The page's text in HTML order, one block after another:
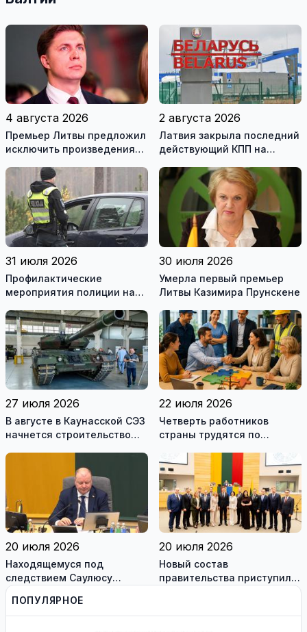
4 августа 2026
Премьер Литвы предложил
исключить произведения
рекомендуемой
литературы
2 августа 2026
Латвия закрыла последний
действующий КПП на
31 июля 2026
Профилактические
мероприятия полиции на
30 июля 2026
Умерла первый премьер
Литвы Казимира Прунскене
27 июля 2026
В августе в Каунасской СЭЗ
начнется строительство
22 июля 2026
Четверть работников
страны трудятся по
это выгодно и
сотрудникам, и
работодателям
20 июля 2026
Находящемуся под
следствием Саулюсу
Сквернялису временно
разрешили выехать за
границу
20 июля 2026
Новый состав
правительства приступил к
ПОПУЛЯРНОЕ